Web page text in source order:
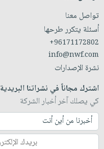
تواصل معنا
أسئلة يتكرر طرحها
+96171172802
info@nwf.com
نشرة الإصدارات
اشترك مجاناً في نشراتنا البريدية
كي يصلك آخر أخبار الشركة